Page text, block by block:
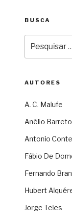
BUSCA
por:
AUTORES
A. C. Malufe
Anélio Barreto
Antonio
Fábio De
Fernando
Hubert
Jorge Teles